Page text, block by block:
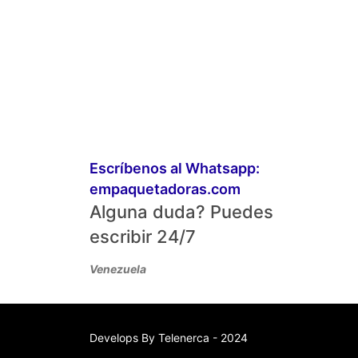
Escríbenos al Whatsapp:
empaquetadoras.com
Alguna duda? Puedes
escribir 24/7
Venezuela
Develops By Telenerca - 2024